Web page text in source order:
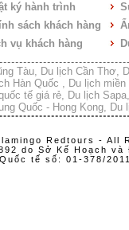
ký hành trình
sách khách hàng
vụ khách hàng
Tàu, Du lịch Cần Thơ,
Hàn Quốc , Du lịch miền
tế giá rẻ, Du lịch Sapa
Quốc - Hong Kong, Du
Redtours - All
do Sở Kế Hoạch
tế số: 01-378/